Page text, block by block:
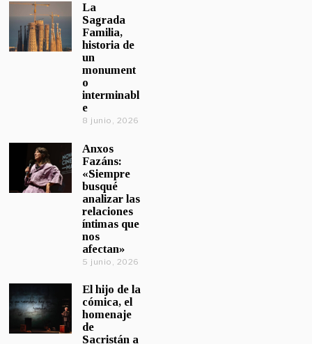
La
Sagrada
Familia,
historia de
un
monument
o
interminabl
e
8 junio, 2026
Anxos
Fazáns:
«Siempre
busqué
analizar las
relaciones
íntimas que
nos
afectan»
5 junio, 2026
El hijo de la
cómica, el
homenaje
de
Sacristán a